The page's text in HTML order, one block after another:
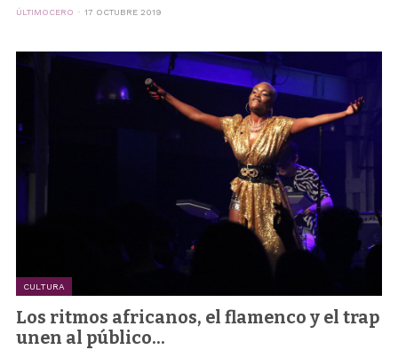
ÚLTIMOCERO 17 OCTUBRE 2019
CULTURA
Los ritmos africanos, el flamenco y el trap
unen al público...